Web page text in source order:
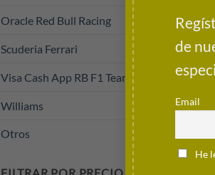
de
He
Oracle Red Bull Racing
Scuderia Ferrari
Visa Cash App RB F1 Team
Williams
Otros
FILTRAR POR PRECIO